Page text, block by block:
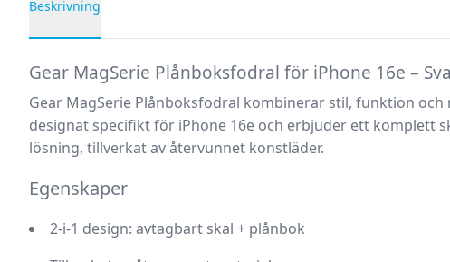
Beskrivning
Gear MagSerie Plånboksfodral för iPhone 16e –
Gear MagSerie Plånboksfodral kombinerar stil, funktion och
designat specifikt för iPhone 16e och erbjuder ett komplett
lösning, tillverkat av återvunnet konstläder.
Egenskaper
2-i-1 design: avtagbart skal + plånbok